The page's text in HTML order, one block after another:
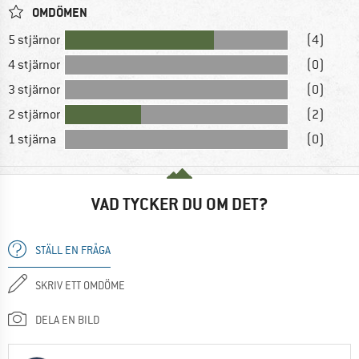
OMDÖMEN
5 stjärnor
(4)
4 stjärnor
(0)
3 stjärnor
(0)
2 stjärnor
(2)
1 stjärna
(0)
VAD TYCKER DU OM DET?
STÄLL EN FRÅGA
SKRIV ETT OMDÖME
DELA EN BILD